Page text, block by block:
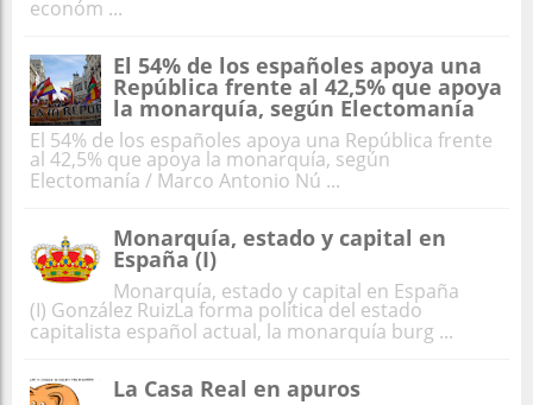
económ ...
El 54% de los españoles apoya una
República frente al 42,5% que apoya
la monarquía, según Electomanía
El 54% de los españoles apoya una República frente
al 42,5% que apoya la monarquía, según
Electomanía / Marco Antonio Nú ...
Monarquía, estado y capital en
España (I)
Monarquía, estado y capital en España
(I) González RuizLa forma política del estado
capitalista español actual, la monarquía burg ...
La Casa Real en apuros